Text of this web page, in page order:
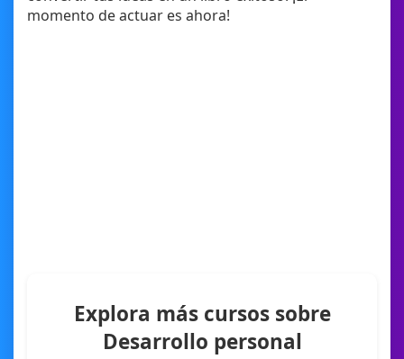
momento de actuar es ahora!
Explora más cursos sobre
Desarrollo personal